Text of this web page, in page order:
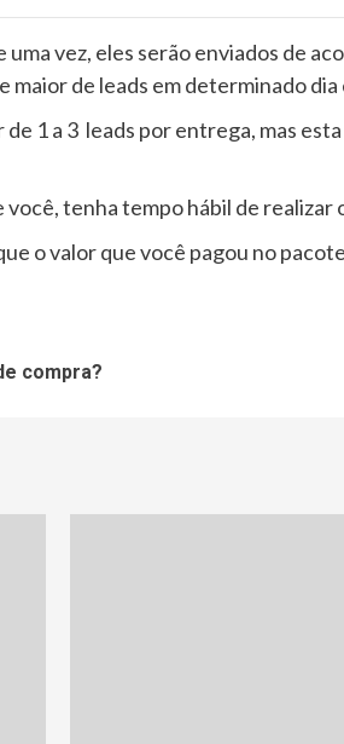
vez, eles serão enviados de
de leads em determinado dia
1 a 3 leads por entrega, mas
você, tenha tempo hábil de
o valor que você pagou no
compra?